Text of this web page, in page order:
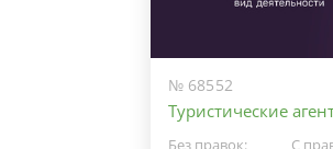
№ 68552
Туристические
Без правок: С